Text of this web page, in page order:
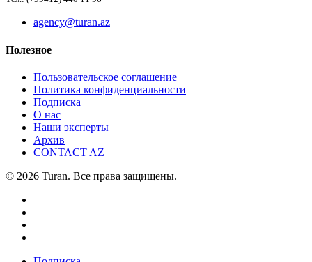
agency@turan.az
Полезное
Пользовательское соглашение
Политика конфиденциальности
Подписка
О нас
Наши эксперты
Архив
CONTACT AZ
© 2026 Turan. Все права защищены.